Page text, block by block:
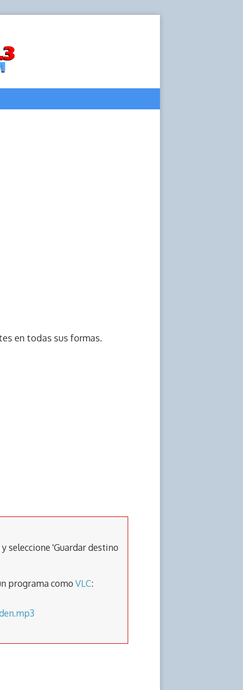
en todas sus formas.
y seleccione 'Guardar destino
programa como VLC: